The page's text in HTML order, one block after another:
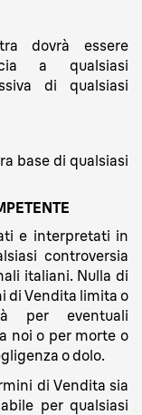
dovrà essere
a qualsiasi
di qualsiasi
base di qualsiasi
e interpretati in
controversia
italiani. Nulla di
di Vendita limita o
per eventuali
noi o per morte o
o dolo.
di Vendita sia
per qualsiasi